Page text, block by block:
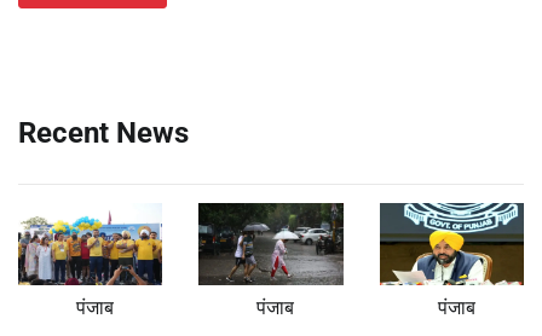
Recent News
पंजाब पंजाब पंजाब